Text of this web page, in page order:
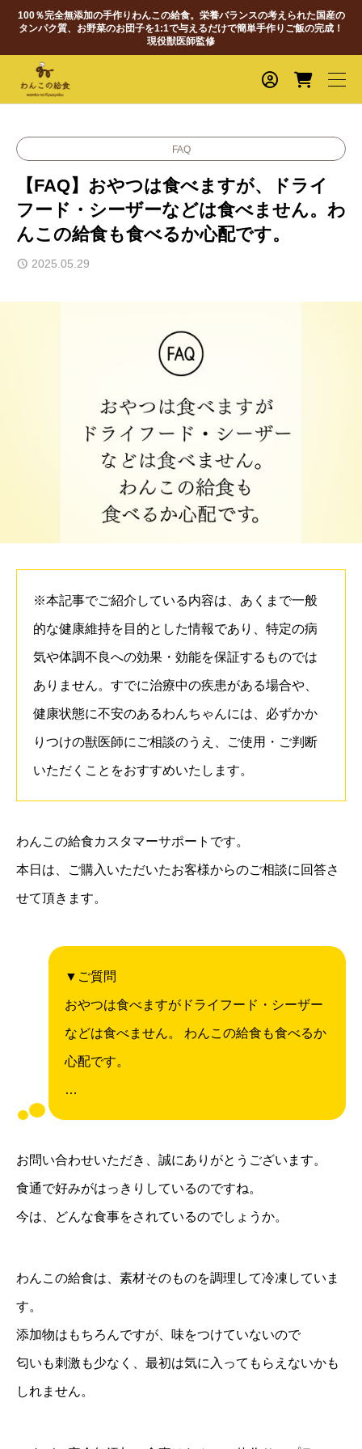
100％完全無添加の手作りわんこの給食。栄養バランスの考えられた国産の
タンパク質、お野菜のお団子を1:1で与えるだけで簡単手作りご飯の完成！
現役獣医師監修
FAQ
【FAQ】おやつは食べますが、ドライ
フード・シーザーなどは食べません。わ
んこの給食も食べるか心配です。
2025.05.29
※本記事でご紹介している内容は、あくまで一般
的な健康維持を目的とした情報であり、特定の病
気や体調不良への効果・効能を保証するものでは
ありません。すでに治療中の疾患がある場合や、
健康状態に不安のあるわんちゃんには、必ずかか
りつけの獣医師にご相談のうえ、ご使用・ご判断
いただくことをおすすめいたします。
わんこの給食カスタマーサポートです。
本日は、ご購入いただいたお客様からのご相談に回答さ
せて頂きます。
▼ご質問
おやつは食べますがドライフード・シーザー
などは食べません。 わんこの給食も食べるか
心配です。
…
お問い合わせいただき、誠にありがとうございます。
食通で好みがはっきりしているのですね。
今は、どんな食事をされているのでしょうか。
わんこの給食は、素材そのものを調理して冷凍していま
す。
添加物はもちろんですが、味をつけていないので
匂いも刺激も少なく、最初は気に入ってもらえないかも
しれません。